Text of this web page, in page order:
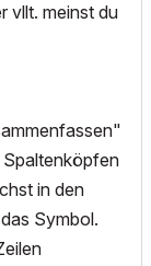
vllt. meinst du
Spaltenköpfen
in den
Symbol.